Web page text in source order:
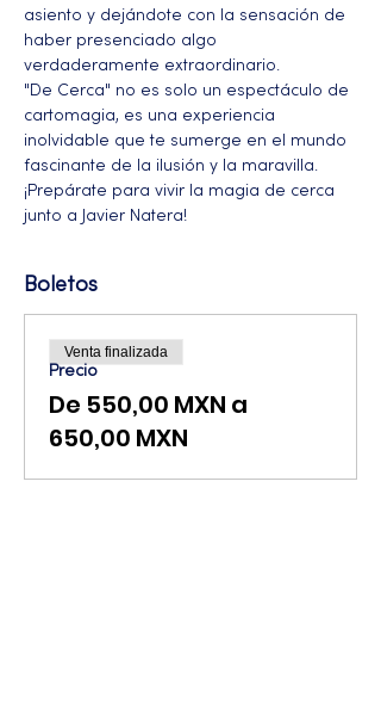
asiento y dejándote con la sensación de
haber presenciado algo
verdaderamente extraordinario.
"De Cerca" no es solo un espectáculo de
cartomagia, es una experiencia
inolvidable que te sumerge en el mundo
fascinante de la ilusión y la maravilla.
¡Prepárate para vivir la magia de cerca
junto a Javier Natera!
Boletos
Precio
De 550,00 MXN a
650,00 MXN
Venta finalizada